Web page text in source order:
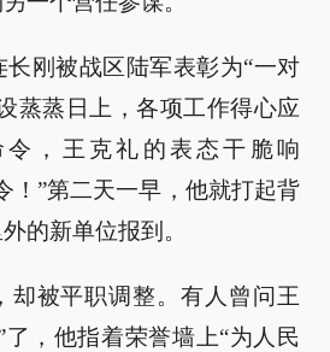
刚被战区陆军表彰为“一对
蒸蒸日上，各项工作得心应
，王克礼的表态干脆响
！”第二天一早，他就打起背
的新单位报到。
却被平职调整。有人曾问王
了，他指着荣誉墙上“为人民